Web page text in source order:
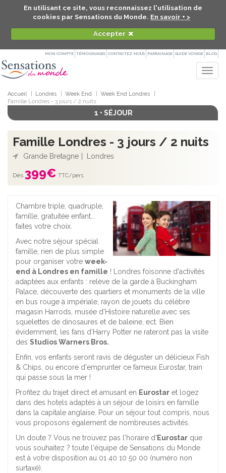
En utilisant ce site, vous reconnaissez l'utilisation de
cookies par Sensations du Monde. En savoir + >
Accepter
MON COMPTE TÉMOIGNAGES CONTACTEZ-NOUS PARRAINAGE GUIDE VOYAGE BLOG
Accueil Londres Week End
Week End Londres
Famille Londres - 3 jours / 2 nuits
1 • SÉJOUR
Famille Londres - 3 jours / 2 nuits
Grande Bretagne Londres
Dès 399€ TTC/pers.
Chambre triple, quadruple,
famille, gratuitée enfant...
faites votre choix.
Avec notre séjour spécial
famille, rien de plus simple
pour organiser votre week-
end à Londres en famille ! Londres foisonne d'activités
adaptées aux enfants : relève de la garde à Buckingham
Palace, découverte des quartiers et monuments de la ville
en bus rouge à impériale, rayon de jouets du célèbre
magasin Harrods, musée d'Histoire naturelle avec ses
squelettes de dinosaures et de baleine, ect. Bien
évidemment, les fans d'Harry Potter ne rateront pas la visite
des Studios Warners Bros.
Enfin, vos enfants seront ravis de déguster un délicieux Fish
& Chips, ou encore d'emprunter ce fameux Eurostar, train
qui passe sous la mer !
Profitez du trajet direct et amusant en Eurostar et logez
dans des hotels adaptés à un séjour de loisirs en famille
dans la capitale anglaise. Pour un séjour tout compris, nous
vous proposons également de nombreuses activités.
Un doute ? Vous ne trouvez pas l'horaire d' Eurostar que
vous souhaitez ? toute l'équipe de Sensations du Monde
est à votre disposition au 01 40 10 50 00 (numéro non
surtaxé).